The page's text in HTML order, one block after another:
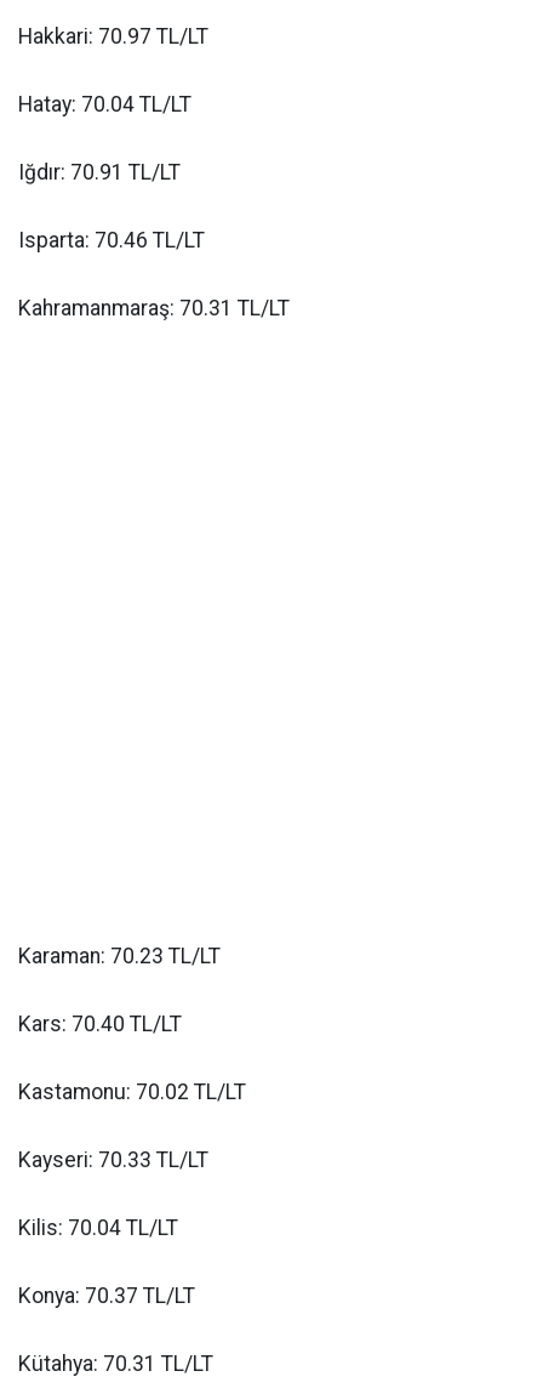
Hakkari: 70.97 TL/LT
Hatay: 70.04 TL/LT
Iğdır: 70.91 TL/LT
Isparta: 70.46 TL/LT
Kahramanmaraş: 70.31 TL/LT
Karaman: 70.23 TL/LT
Kars: 70.40 TL/LT
Kastamonu: 70.02 TL/LT
Kayseri: 70.33 TL/LT
Kilis: 70.04 TL/LT
Konya: 70.37 TL/LT
Kütahya: 70.31 TL/LT